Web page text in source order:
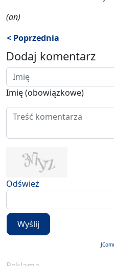
(an)
< Poprzednia
Dodaj komentarz
Imię (obowiązkowe)
Odśwież
Wyślij